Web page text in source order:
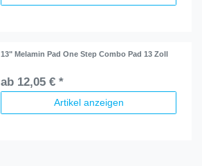
13" Melamin Pad One Step Combo Pad 13 Zoll
ab 12,05 € *
Artikel anzeigen